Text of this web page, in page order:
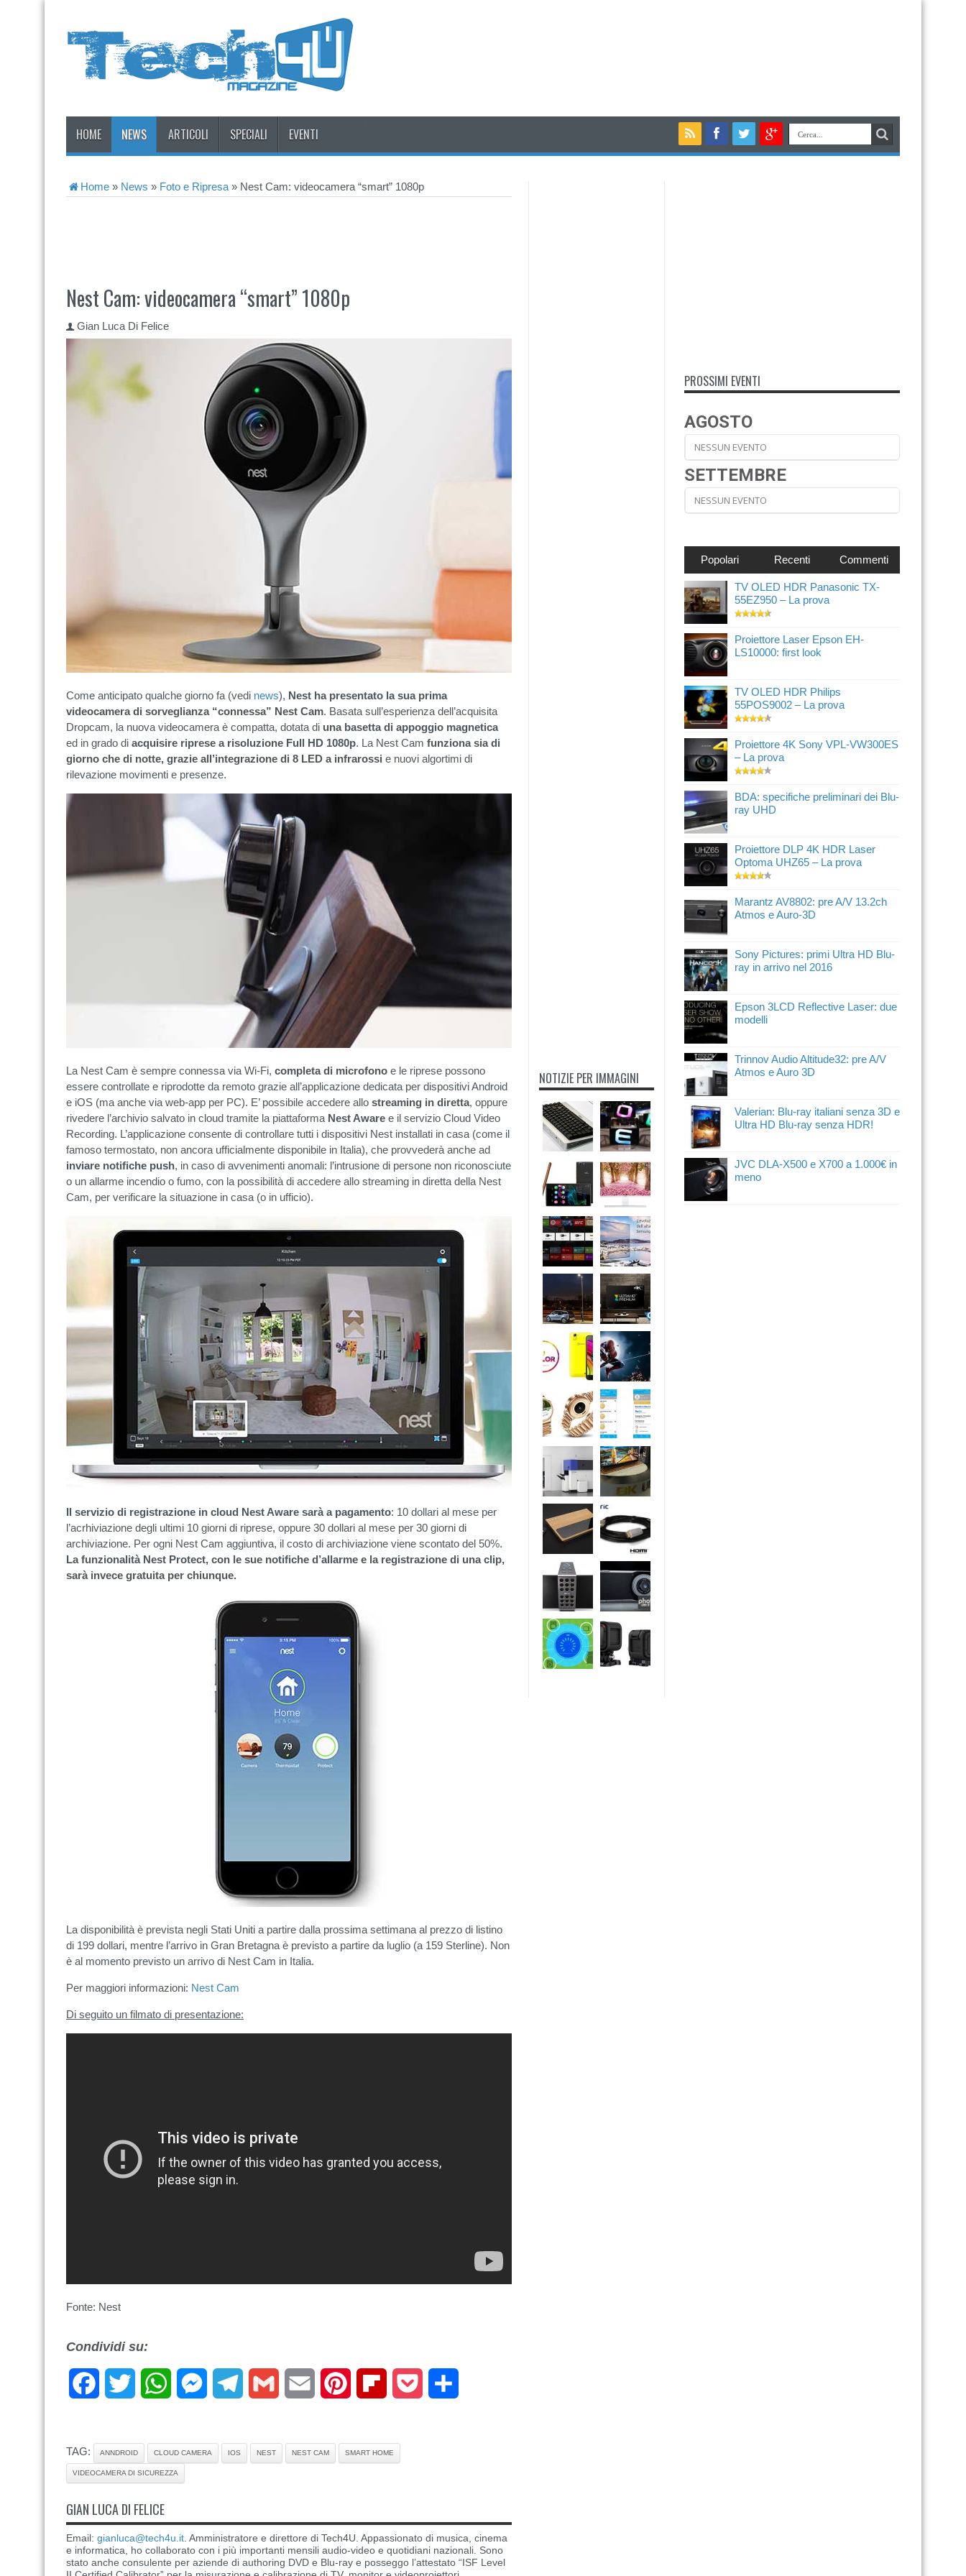
HOME NEWS ARTICOLI SPECIALI EVENTI
Home » News » Foto e Ripresa » Nest Cam: videocamera “smart” 1080p
Nest Cam: videocamera “smart” 1080p
Gian Luca Di Felice
Come anticipato qualche giorno fa (vedi news), Nest ha presentato la sua prima
videocamera di sorveglianza “connessa” Nest Cam. Basata sull’esperienza dell’acquisita
Dropcam, la nuova videocamera è compatta, dotata di una basetta di appoggio magnetica
ed in grado di acquisire riprese a risoluzione Full HD 1080p. La Nest Cam funziona sia di
giorno che di notte, grazie all’integrazione di 8 LED a infrarossi e nuovi algortimi di
rilevazione movimenti e presenze.
La Nest Cam è sempre connessa via Wi-Fi, completa di microfono e le riprese possono
essere controllate e riprodotte da remoto grazie all’applicazione dedicata per dispositivi Android
e iOS (ma anche via web-app per PC). E’ possibile accedere allo streaming in diretta, oppure
rivedere l’archivio salvato in cloud tramite la piattaforma Nest Aware e il servizio Cloud Video
Recording. L’applicazione consente di controllare tutti i dispositivi Nest installati in casa (come il
famoso termostato, non ancora ufficialmente disponibile in Italia), che provvederà anche ad
inviare notifiche push, in caso di avvenimenti anomali: l’intrusione di persone non riconosciute
o un allarme incendio o fumo, con la possibilità di accedere allo streaming in diretta della Nest
Cam, per verificare la situazione in casa (o in ufficio).
Il servizio di registrazione in cloud Nest Aware sarà a pagamento: 10 dollari al mese per
l’acrhiviazione degli ultimi 10 giorni di riprese, oppure 30 dollari al mese per 30 giorni di
archiviazione. Per ogni Nest Cam aggiuntiva, il costo di archiviazione viene scontato del 50%.
La funzionalità Nest Protect, con le sue notifiche d’allarme e la registrazione di una clip,
sarà invece gratuita per chiunque.
La disponibilità è prevista negli Stati Uniti a partire dalla prossima settimana al prezzo di listino
di 199 dollari, mentre l’arrivo in Gran Bretagna è previsto a partire da luglio (a 159 Sterline). Non
è al momento previsto un arrivo di Nest Cam in Italia.
Per maggiori informazioni: Nest Cam
Di seguito un filmato di presentazione:
Fonte: Nest
Condividi su:
FacebookTwitter WhatsAppMessengerTelegramGmail Email Pinterest FlipboardPocket
TAG: ANNDROID CLOUD CAMERA IOS NEST NEST CAM SMART HOME
VIDEOCAMERA DI SICUREZZA
GIAN LUCA DI FELICE
Email: gianluca@tech4u.it . Amministratore e direttore di Tech4U. Appassionato di musica, cinema
e informatica, ho collaborato con i più importanti mensili audio-video e quotidiani nazionali. Sono
stato anche consulente per aziende di authoring DVD e Blu-ray e posseggo l’attestato “ISF Level
NOTIZIE PER IMMAGINI
PROSSIMI EVENTI
AGOSTO
NESSUN EVENTO
SETTEMBRE
NESSUN EVENTO
Popolari Recenti Commenti
TV OLED HDR Panasonic TX-
55EZ950 – La prova
Proiettore Laser Epson EH-
LS10000: first look
TV OLED HDR Philips
55POS9002 – La prova
Proiettore 4K Sony VPL-VW300ES
– La prova
BDA: specifiche preliminari dei Blu-
ray UHD
Proiettore DLP 4K HDR Laser
Optoma UHZ65 – La prova
Marantz AV8802: pre A/V 13.2ch
Atmos e Auro-3D
Sony Pictures: primi Ultra HD Blu-
ray in arrivo nel 2016
Epson 3LCD Reflective Laser: due
modelli
Trinnov Audio Altitude32: pre A/V
Atmos e Auro 3D
Valerian: Blu-ray italiani senza 3D e
Ultra HD Blu-ray senza HDR!
JVC DLA-X500 e X700 a 1.000€ in
meno